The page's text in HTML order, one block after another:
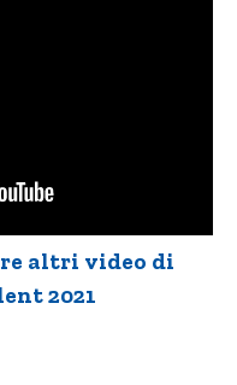
altri video di
2021